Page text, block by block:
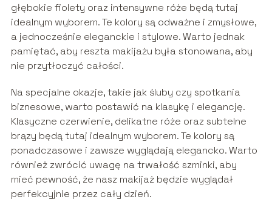
głębokie fiolety oraz intensywne róże będą tutaj
idealnym wyborem. Te kolory są odważne i zmysłowe,
a jednocześnie eleganckie i stylowe. Warto jednak
pamiętać, aby reszta makijażu była stonowana, aby
nie przytłoczyć całości.
Na specjalne okazje, takie jak śluby czy spotkania
biznesowe, warto postawić na klasykę i elegancję.
Klasyczne czerwienie, delikatne róże oraz subtelne
brązy będą tutaj idealnym wyborem. Te kolory są
ponadczasowe i zawsze wyglądają elegancko. Warto
również zwrócić uwagę na trwałość szminki, aby
mieć pewność, że nasz makijaż będzie wyglądał
perfekcyjnie przez cały dzień.